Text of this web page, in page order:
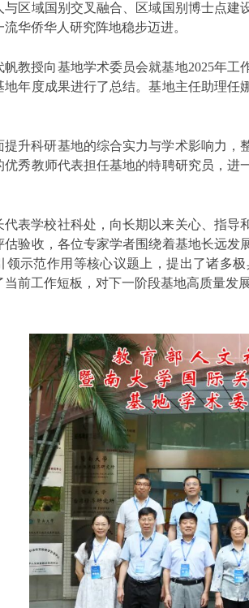
与区域国别交叉融合、区域国别博士点
华侨华人研究阵地稳步迈进。
帆教授向基地学术委员会就基地2025年
地年度成果进行了总结。基地主任助理
提升科研基地的综合实力与学术影响力
优秀教师代表担任基地的特聘研究员，
代表学校社科处，向长期以来关心、指导
估验收，各位专家学者围绕着基地长远
领示范作用等核心议题上，提出了诸多
当前工作短板，对下一阶段基地高质量发